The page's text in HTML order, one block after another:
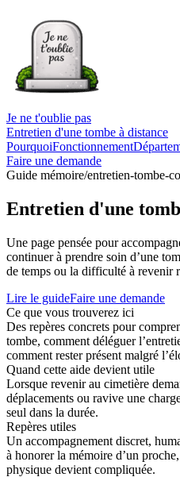
Je ne t'oublie pas
Entretien d'une tombe à distance
PourquoiFonctionnement
Faire une demande
Guide mémoire/entretien-tombe-
Entretien d'une
Une page pensée pour
continuer à prendre soin d’une
de temps ou la difficulté à revenir
Lire le guideFaire une demande
Ce que vous trouverez ici
Des repères concrets pour
tombe, comment déléguer
comment rester présent malgré
Quand cette aide devient utile
Lorsque revenir au cimetière
déplacements ou ravive une
seul dans la durée.
Repères utiles
Un accompagnement discret,
à honorer la mémoire d’un
physique devient compliquée.